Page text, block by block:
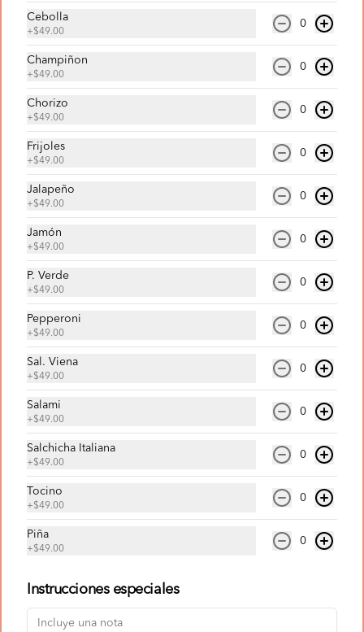
Super Paquete Pepsi 16"
Pizza jumbo de 16" pulgadas de 2
ingredientes, 1/2 litro de espagueti con
queso y refresco de cola Pepsi de 1.5
$355.00
Conócenos
Escríbenos
Términos y condiciones
Política de privacidad
Redes sociales
Instagram
Facebook
TikTok
Mi cuenta
Cebolla
+$49.00
0
Champiñon
+$49.00
0
Chorizo
+$49.00
0
Frijoles
+$49.00
0
Jalapeño
+$49.00
0
Jamón
+$49.00
0
P. Verde
+$49.00
0
Pepperoni
+$49.00
0
Sal. Viena
+$49.00
0
Salami
+$49.00
0
Salchicha Italiana
+$49.00
0
Tocino
+$49.00
0
Piña
+$49.00
0
Instrucciones especiales